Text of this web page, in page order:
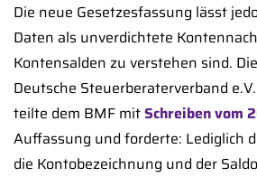
Die neue Gesetzesfassung lässt
Daten als unverdichtete
Kontensalden zu verstehen sind.
Deutsche Steuerberaterverband
teilte dem BMF mitSchreiben vom
Auffassung und forderte: Lediglich
die Kontobezeichnung und der